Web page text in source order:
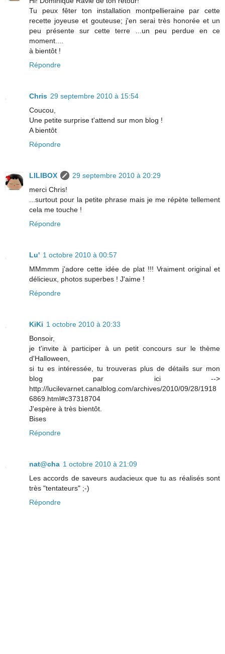
Tu peux fêter ton installation montpellieraine par cette
recette joyeuse et gouteuse; j'en serai très honorée et un
peu présente sur cette terre ...un peu perdue en ce
moment....
à bientôt !
Répondre
Chris 29 septembre 2010 à 15:54
Coucou,
Une petite surprise t'attend sur mon blog !
A bientôt
Répondre
LILIBOX
29 septembre 2010 à 20:29
merci Chris!
...surtout pour la petite phrase mais je me répète tellement
cela me touche !
Répondre
Lu' 1 octobre 2010 à 00:57
MMmmm j'adore cette idée de plat !!! Vraiment original et
délicieux, photos superbes ! J'aime !
Répondre
KiKi 1 octobre 2010 à 20:33
Bonsoir,
je t'invite à participer à un petit concours sur le thème
d'Halloween,
si tu es intéressée, tu trouveras plus de détails sur mon
blog par ici -->
http://lucilevarnet.canalblog.com/archives/2010/09/28/1918
6869.html#c37318704
J'espère à très bientôt.
Bises
Répondre
nat@cha 1 octobre 2010 à 21:09
Les accords de saveurs audacieux que tu as réalisés sont
très "tentateurs" ;-)
Répondre